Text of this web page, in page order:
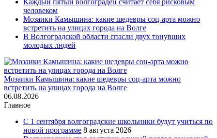
человеком
Мозаики Камышина: какие шедевры соц-арта можно
встретить на улицах города на Волге
В Волгоградской области спасли двух тонувших
молодых людей
Мозаики Камышина: какие шедевры соц-арта можно
встретить на улицах города на Волге
06.08.2026
Главное
С 1 сентября волгоградские школьники будут учиться по
новой программе 8 августа 2026